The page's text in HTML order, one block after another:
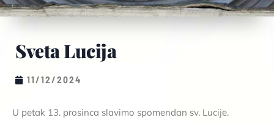
Sveta Lucija
11/12/2024
U petak 13. prosinca slavimo spomendan sv. Lucije.